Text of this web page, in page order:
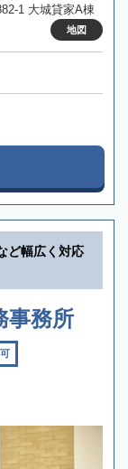
1 大城貸家A棟
地図
ど幅広く対応
事務所